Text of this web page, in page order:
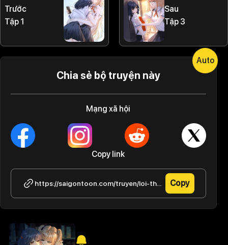
Trước
Tập 1
Sau
Tập 3
Chia sẻ bộ truyện này
Mạng xã hội
Copy link
https://saigontoon.com/truyen/loi-thu-toi-cua-ke-thich-nhin-trom/tap-2-32 Copy
Auto